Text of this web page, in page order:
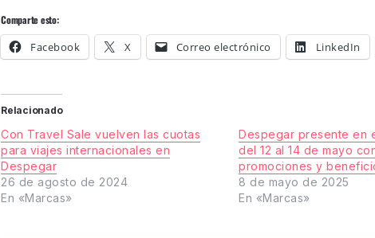
Comparte esto:
Facebook X Correo electrónico LinkedIn
Relacionado
Con Travel Sale vuelven las cuotas
para viajes internacionales en
Despegar
26 de agosto de 2024
En «Marcas»
Despegar presente en
del 12 al 14 de mayo
promociones y
8 de mayo de 2025
En «Marcas»